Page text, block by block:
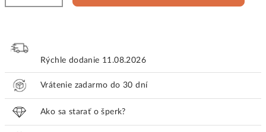
Rýchle dodanie 11.08.2026
Vrátenie zadarmo do 30 dní
Ako sa starať o šperk?